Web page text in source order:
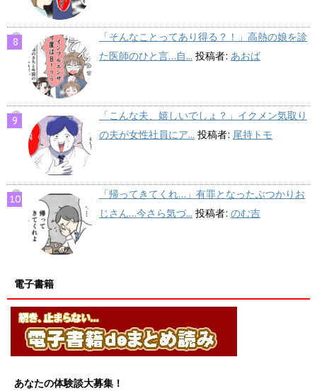
「そんなことってあり得る？！」高熱の娘を診
た医師のひと言…自... 投稿者: あおば
「こんな夫、嬉しいでしょ？」イクメン気取り
の夫が女性社員にア... 投稿者: 尾持トモ
「帰ってきてくれ…」有罪となったぶつかりお
じさん…今さら気づ... 投稿者: のむ吉
電子書籍
あなたの体験談大募集！